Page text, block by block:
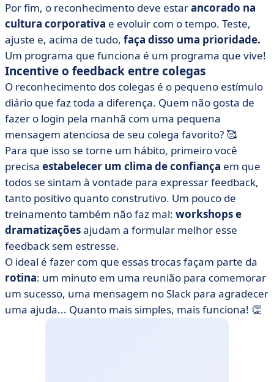
Por fim, o reconhecimento deve estarancorado na
cultura corporativa e evoluir com o tempo. Teste,
ajuste e, acima de tudo, faça disso uma prioridade.
Um programa que funciona é um programa que vive!
Incentive o feedback entre colegas
O reconhecimento dos colegas é o pequeno estímulo
diário que faz toda a diferença. Quem não gosta de
fazer o login pela manhã com uma pequena
mensagem atenciosa de seu colega favorito? 🥰
Para que isso se torne um hábito, primeiro você
precisa estabelecer um clima de confiança em que
todos se sintam à vontade para expressar feedback,
tanto positivo quanto construtivo. Um pouco de
treinamento também não faz mal: workshops e
dramatizaçõesajudam a formular melhor esse
feedback sem estresse.
O ideal é fazer com que essas trocas façam parte da
rotina: um minuto em uma reunião para comemorar
um sucesso, uma mensagem no Slack para agradecer
uma ajuda... Quanto mais simples, mais funciona! 👏